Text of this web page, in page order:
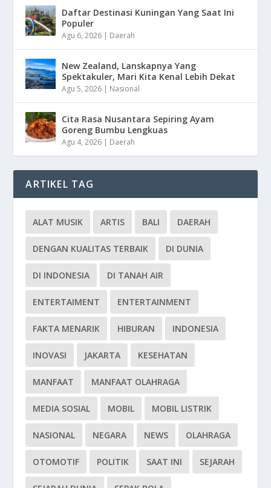
Daftar Destinasi Kuningan Yang Saat Ini
Populer
Agu 6, 2026 | Daerah
New Zealand, Lanskapnya Yang
Spektakuler, Mari Kita Kenal Lebih Dekat
Agu 5, 2026 | Nasional
Cita Rasa Nusantara Sepiring Ayam
Goreng Bumbu Lengkuas
Agu 4, 2026 | Daerah
ARTIKEL TAG
ALAT MUSIK ARTIS BALI DAERAH
DENGAN KUALITAS TERBAIK DI DUNIA
DI INDONESIA DI TANAH AIR
ENTERTAIMENT ENTERTAINMENT
FAKTA MENARIK HIBURAN INDONESIA
INOVASI JAKARTA KESEHATAN
MANFAAT MANFAAT OLAHRAGA
MEDIA SOSIAL MOBIL MOBIL LISTRIK
NASIONAL NEGARA NEWS OLAHRAGA
OTOMOTIF POLITIK SAAT INI SEJARAH